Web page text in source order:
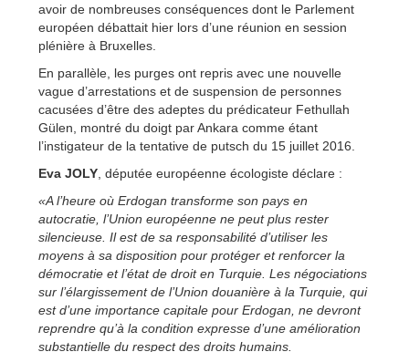
avoir de nombreuses conséquences dont le Parlement
européen débattait hier lors d’une réunion en session
plénière à Bruxelles.
En parallèle, les purges ont repris avec une nouvelle
vague d’arrestations et de suspension de personnes
cacusées d’être des adeptes du prédicateur Fethullah
Gülen, montré du doigt par Ankara comme étant
l’instigateur de la tentative de putsch du 15 juillet 2016.
Eva JOLY , députée européenne écologiste déclare :
«A l’heure où Erdogan transforme son pays en
autocratie, l’Union européenne ne peut plus rester
silencieuse. Il est de sa responsabilité d’utiliser les
moyens à sa disposition pour protéger et renforcer la
démocratie et l’état de droit en Turquie. Les négociations
sur l’élargissement de l’Union douanière à la Turquie, qui
est d’une importance capitale pour Erdogan, ne devront
reprendre qu’à la condition expresse d’une amélioration
substantielle du respect des droits humains.